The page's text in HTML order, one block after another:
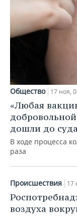
Общество 17 ноя,
«Любая
дошли до
В ходе процесса
раза
Происшествия 17
воздуха